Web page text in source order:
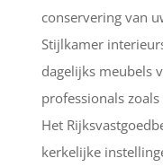
conservering van
Stijlkamer
dagelijks meubels
professionals
Het
kerkelijke